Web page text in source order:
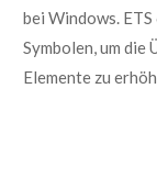
bei Windows.
Symbolen, um die
Elemente zu